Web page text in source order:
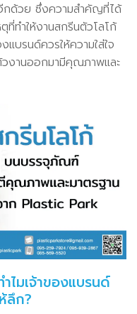
กด้วย ซึ่งความสำคัญที่ได้
ที่ทำให้งานสกรีนตัวโลโก้
แบรนด์ควรให้ความใส่ใจ
วงานออกมามีคุณภาพและ
ไมเจ้าของแบรนด์
ลึก?